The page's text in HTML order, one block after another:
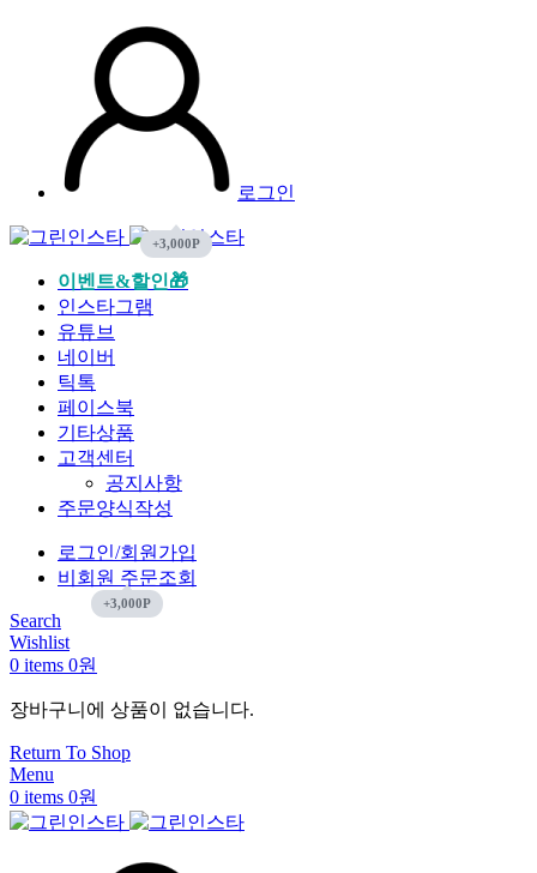
로그인
이벤트&할인🎁
인스타그램
유튜브
네이버
틱톡
페이스북
기타상품
고객센터
공지사항
주문양식작성
로그인/회원가입
비회원 주문조회
Search
Wishlist
0 items 0원
장바구니에 상품이 없습니다.
Return To Shop
Menu
0 items 0원